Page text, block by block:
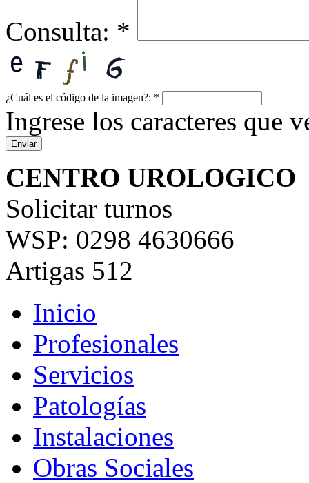
Consulta: *
¿Cuál es el código de la imagen?: *
Ingrese los caracteres que
CENTRO UROLOGICO
Solicitar turnos
WSP: 0298 4630666
Artigas 512
Inicio
Profesionales
Servicios
Patologías
Instalaciones
Obras Sociales